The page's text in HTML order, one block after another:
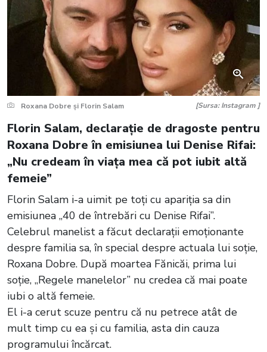
Roxana Dobre și Florin Salam [Sursa: Instagram ]
Florin Salam, declarație de dragoste pentru
Roxana Dobre în emisiunea lui Denise Rifai:
„Nu credeam în viața mea că pot iubit altă
femeie”
Florin Salam i-a uimit pe toți cu apariția sa din
emisiunea „40 de întrebări cu Denise Rifai”.
Celebrul manelist a făcut declarații emoționante
despre familia sa, în special despre actuala lui soție,
Roxana Dobre. După moartea Fănicăi, prima lui
soție, „Regele manelelor” nu credea că mai poate
iubi o altă femeie.
El i-a cerut scuze pentru că nu petrece atât de
mult timp cu ea și cu familia, asta din cauza
programului încărcat.